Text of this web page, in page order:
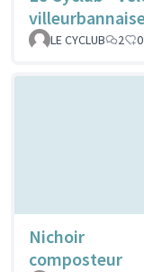
LE CYCLUB
2 0
Nichoir
composteur